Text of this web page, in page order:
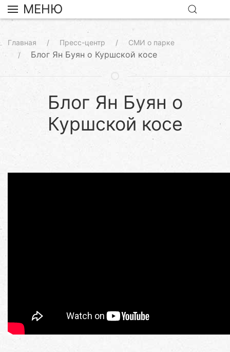
МЕНЮ
Главная Пресс-центр СМИ о парке
Блог Ян Буян о Куршской косе
Блог Ян Буян о
Куршской косе